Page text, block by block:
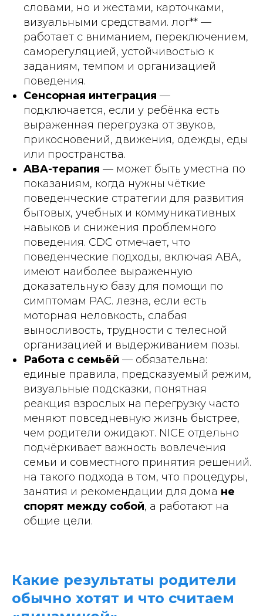
словами, но и жестами, карточками,
визуальными средствами. лог** —
работает с вниманием, переключением,
саморегуляцией, устойчивостью к
заданиям, темпом и организацией
поведения.
Сенсорная интеграция —
подключается, если у ребёнка есть
выраженная перегрузка от звуков,
прикосновений, движения, одежды, еды
или пространства.
ABA-терапия — может быть уместна по
показаниям, когда нужны чёткие
поведенческие стратегии для развития
бытовых, учебных и коммуникативных
навыков и снижения проблемного
поведения. CDC отмечает, что
поведенческие подходы, включая ABA,
имеют наиболее выраженную
доказательную базу для помощи по
симптомам РАС. лезна, если есть
моторная неловкость, слабая
выносливость, трудности с телесной
организацией и выдерживанием позы.
Работа с семьёй — обязательна:
единые правила, предсказуемый режим,
визуальные подсказки, понятная
реакция взрослых на перегрузку часто
меняют повседневную жизнь быстрее,
чем родители ожидают. NICE отдельно
подчёркивает важность вовлечения
семьи и совместного принятия решений.
на такого подхода в том, что процедуры,
занятия и рекомендации для дома не
спорят между собой, а работают на
общие цели.
Какие результаты родители
обычно хотят и что считаем